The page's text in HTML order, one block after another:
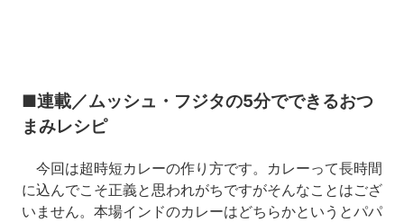
■連載／ムッシュ・フジタの5分でできるおつ
まみレシピ
今回は超時短カレーの作り方です。カレーって長時間
に込んでこそ正義と思われがちですがそんなことはござ
いません。本場インドのカレーはどちらかというとパパ